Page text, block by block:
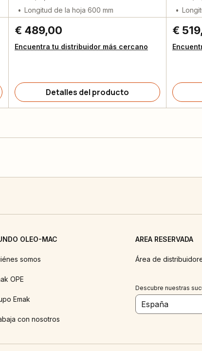
Longitud de la hoja 600 mm
€ 489,00
Encuentra tu distribuidor más cercano
Detalles del producto
€
OLEO-MAC
somos
OPE
Emak
con nosotros
AREA RESERVADA
Área de
Descubre nuestras
España